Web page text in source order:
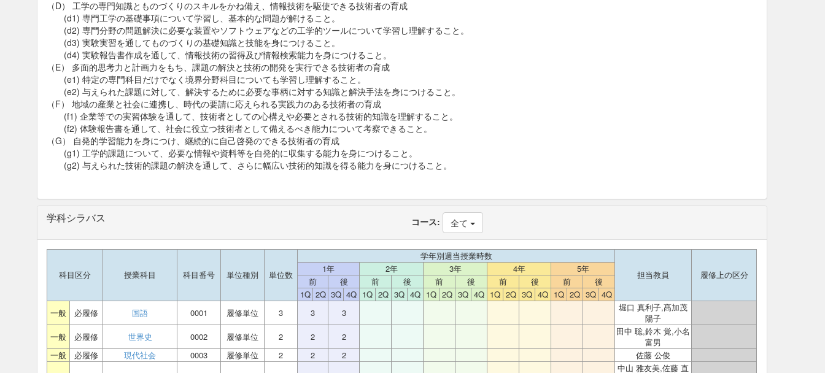
（D） 工学の専門知識とものづくりのスキルをかね備え、情報技術を駆使できる技術者の育成
(d1) 専門工学の基礎事項について学習し、基本的な問題が解けること。
(d2) 専門分野の問題解決に必要な装置やソフトウェアなどの工学的ツールについて学習し理解すること。
(d3) 実験実習を通してものづくりの基礎知識と技能を身につけること。
(d4) 実験報告書作成を通して、情報技術の習得及び情報検索能力を身につけること。
（E） 多面的思考力と計画力をもち、課題の解決と技術の開発を実行できる技術者の育成
(e1) 特定の専門科目だけでなく境界分野科目についても学習し理解すること。
(e2) 与えられた課題に対して、解決するために必要な事柄に対する知識と解決手法を身につけること。
（F） 地域の産業と社会に連携し、時代の要請に応えられる実践力のある技術者の育成
(f1) 企業等での実習体験を通して、技術者としての心構えや必要とされる技術的知識を理解すること。
(f2) 体験報告書を通して、社会に役立つ技術者として備えるべき能力について考察できること。
（G） 自発的学習能力を身につけ、継続的に自己啓発のできる技術者の育成
(g1) 工学的課題について、必要な情報や資料等を自発的に収集する能力を身につけること。
(g2) 与えられた技術的課題の解決を通して、さらに幅広い技術的知識を得る能力を身につけること。
学科シラバス コース: 全て
科目区分 授業科目 科目番号 単位種別 単位数
学年別週当授業時数
担当教員
履修上の区分
1年 2年 3年 4年
5年
前
後 前 後 前 後 前 後 前
後
1Q 2Q 3Q 4Q 1Q 2Q 3Q 4Q 1Q 2Q 3Q 4Q 1Q 2Q 3Q 4Q 1Q 2Q 3Q 4Q
一般
必履修 国語 0001 履修単位 3 3 3
堀口 真利子,髙加茂
陽子
一般
必履修 世界史 0002 履修単位 2 2 2
田中 聡,鈴木 覚,小名
富男
一般
必履修 現代社会 0003 履修単位 2 2 2 佐藤 公俊
中山 雅友美,佐藤 直